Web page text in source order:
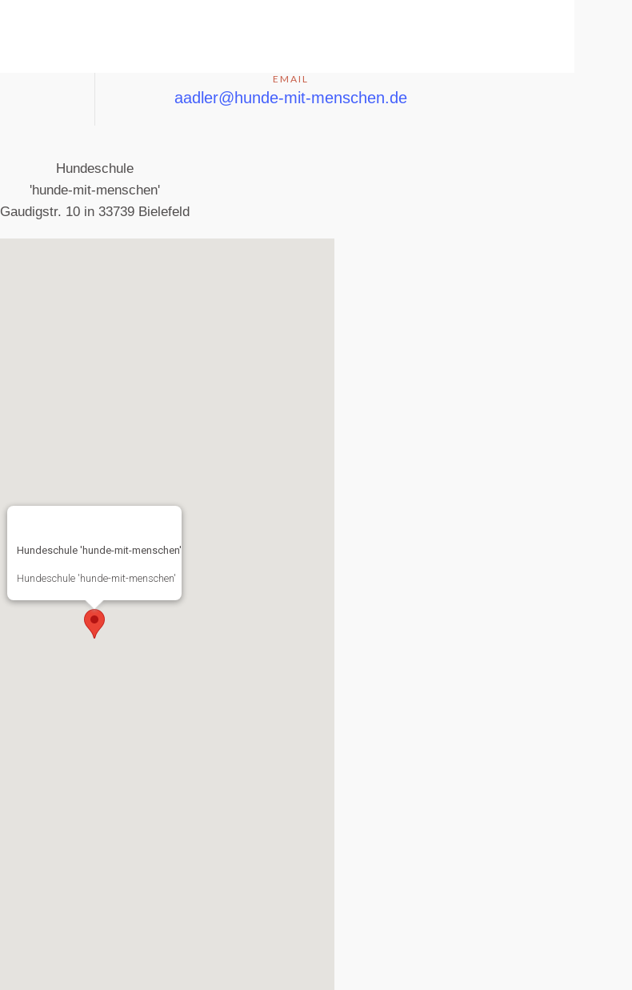
EMAIL
aadler@hunde-mit-menschen.de
Hundeschule
'hunde-mit-menschen'
Gaudigstr. 10 in 33739 Bielefeld
Hundeschule 'hunde-mit-menschen'
Hundeschule 'hunde-mit-menschen'